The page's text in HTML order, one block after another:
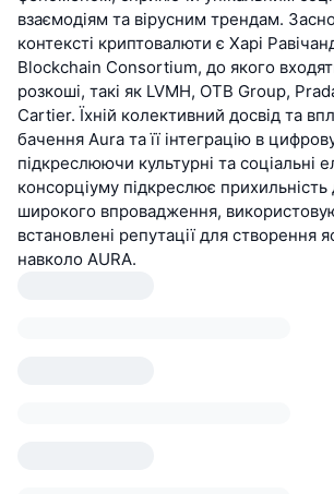
взаємодіям та вірусним трендам.
контексті криптовалюти є Харі
Blockchain Consortium, до якого
розкоші, такі як LVMH, OTB Group,
Cartier. Їхній колективний досвід та
бачення Aura та її інтеграцію в
підкреслюючи культурні та соціальні
консорціуму підкреслює прихильність
широкого впровадження,
встановлені репутації для створення
навколо AURA.